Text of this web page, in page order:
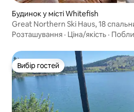
Будинок у місті Whitefish
Great Northern Ski Haus, 18
Розташування · Ціна/якість ·
Вибір гостей
Вибір гостей